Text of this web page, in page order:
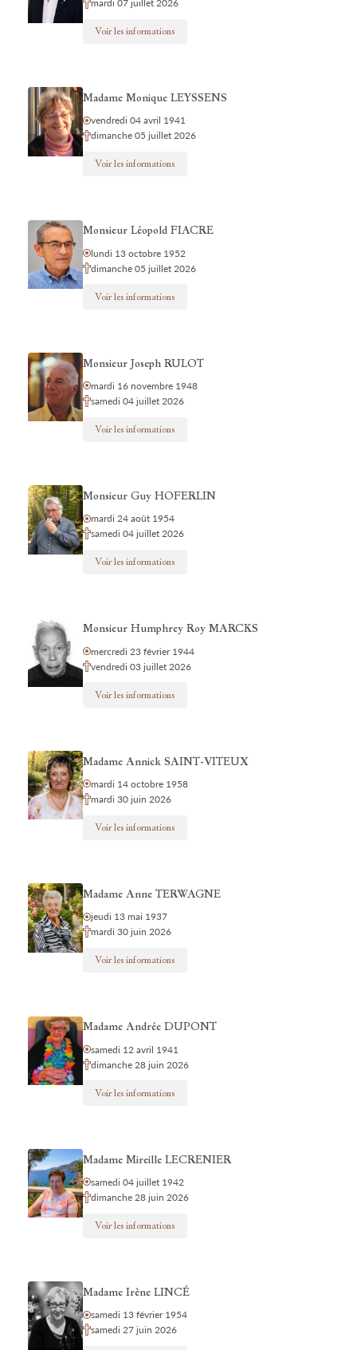
mardi 07 juillet 2026
Voir les informations
Madame Monique LEYSSENS
vendredi 04 avril 1941
dimanche 05 juillet 2026
Voir les informations
Monsieur Léopold FIACRE
lundi 13 octobre 1952
dimanche 05 juillet 2026
Voir les informations
Monsieur Joseph RULOT
mardi 16 novembre 1948
samedi 04 juillet 2026
Voir les informations
Monsieur Guy HOFERLIN
mardi 24 août 1954
samedi 04 juillet 2026
Voir les informations
Monsieur Humphrey Roy MARCKS
mercredi 23 février 1944
vendredi 03 juillet 2026
Voir les informations
Madame Annick SAINT-VITEUX
mardi 14 octobre 1958
mardi 30 juin 2026
Voir les informations
Madame Anne TERWAGNE
jeudi 13 mai 1937
mardi 30 juin 2026
Voir les informations
Madame Andrée DUPONT
samedi 12 avril 1941
dimanche 28 juin 2026
Voir les informations
Madame Mireille LECRENIER
samedi 04 juillet 1942
dimanche 28 juin 2026
Voir les informations
Madame Irène LINCÉ
samedi 13 février 1954
samedi 27 juin 2026